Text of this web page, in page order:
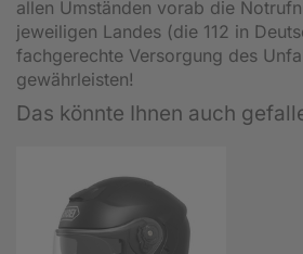
allen Umständen vorab die
jeweiligen Landes (die 112 in
fachgerechte Versorgung des
gewährleisten!
Das könnte Ihnen auch